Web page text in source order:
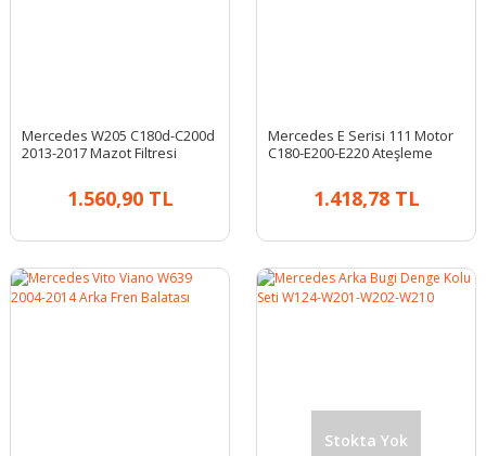
Mercedes W205 C180d-C200d
2013-2017 Mazot Filtresi
1.560,90 TL
Mercedes E Serisi 111 Motor
C180-E200-E220 Ateşleme
1.418,78 TL
Stokta Yok